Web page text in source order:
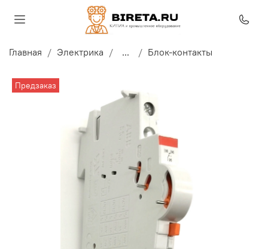
Главная Электрика ... Блок-контакты
Предзаказ